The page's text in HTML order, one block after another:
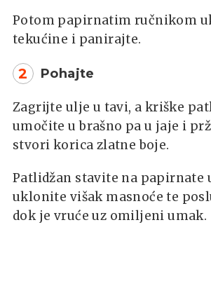
Potom papirnatim ručnikom
tekućine i panirajte.
2 Pohajte
Zagrijte ulje u tavi, a kriške
umočite u brašno pa u jaje i
stvori korica zlatne boje.
Patlidžan stavite na papirnate
uklonite višak masnoće te
dok je vruće uz omiljeni umak.